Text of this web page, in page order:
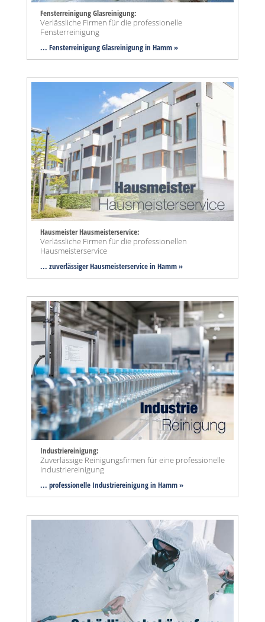
Fensterreinigung Glasreinigung:
Verlässliche Firmen für die professionelle
Fensterreinigung
... Fensterreinigung Glasreinigung in Hamm »
Hausmeister Hausmeisterservice:
Verlässliche Firmen für die professionellen
Hausmeisterservice
... zuverlässiger Hausmeisterservice in Hamm »
Industriereinigung:
Zuverlässige Reinigungsfirmen für eine professionelle
Industriereinigung
... professionelle Industriereinigung in Hamm »